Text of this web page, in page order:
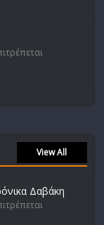
View All
Δαβάκη